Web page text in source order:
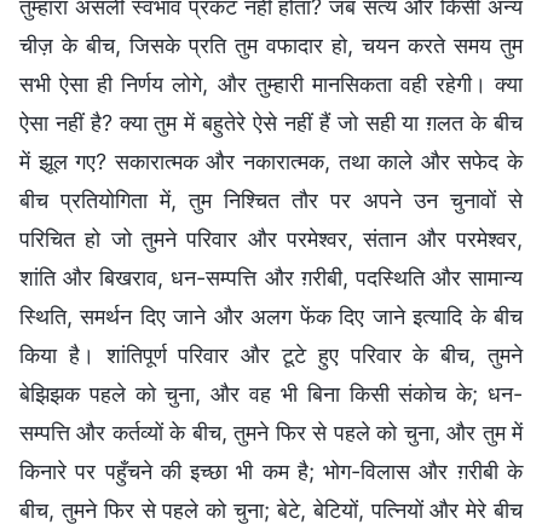
तुम्हारा असली स्वभाव प्रकट नहीं होता? जब सत्य और किसी अन्य
चीज़ के बीच, जिसके प्रति तुम वफादार हो, चयन करते समय तुम
सभी ऐसा ही निर्णय लोगे, और तुम्हारी मानसिकता वही रहेगी। क्या
ऐसा नहीं है? क्या तुम में बहुतेरे ऐसे नहीं हैं जो सही या ग़लत के बीच
में झूल गए? सकारात्मक और नकारात्मक, तथा काले और सफेद के
बीच प्रतियोगिता में, तुम निश्चित तौर पर अपने उन चुनावों से
परिचित हो जो तुमने परिवार और परमेश्वर, संतान और परमेश्वर,
शांति और बिखराव, धन-सम्पत्ति और ग़रीबी, पदस्थिति और सामान्य
स्थिति, समर्थन दिए जाने और अलग फेंक दिए जाने इत्यादि के बीच
किया है। शांतिपूर्ण परिवार और टूटे हुए परिवार के बीच, तुमने
बेझिझक पहले को चुना, और वह भी बिना किसी संकोच के; धन-
सम्पत्ति और कर्तव्यों के बीच, तुमने फिर से पहले को चुना, और तुम में
किनारे पर पहुँचने की इच्छा भी कम है; भोग-विलास और ग़रीबी के
बीच, तुमने फिर से पहले को चुना; बेटे, बेटियों, पत्नियों और मेरे बीच